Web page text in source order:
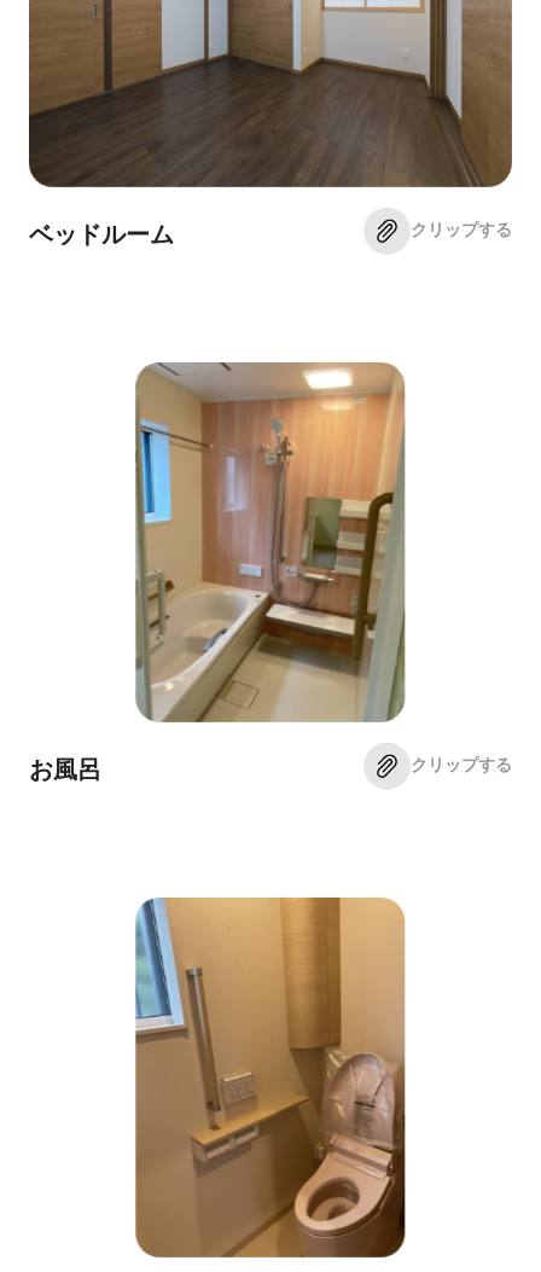
ベッドルーム クリップする
お風呂 クリップする